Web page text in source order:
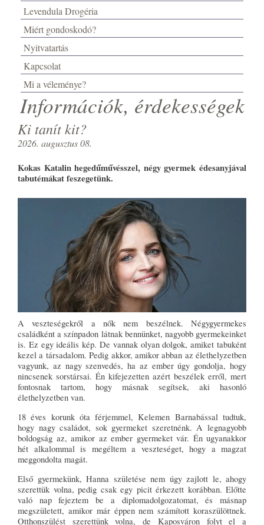
Levendula Drogéria
Miért gondoskodó?
Nyitvatartás
Kapcsolat
Mi a véleménye?
Információk, érdekességek
Ki tanít kit?
2026. augusztus 08.
Kokas Katalin hegedűművésszel, négy gyermek édesanyjával
tabutémákat feszegetünk.
A veszteségekről a nők nem beszélnek. Négygyermekes
családként a színpadon látnak bennünket, nagyobb gyermekeinket
is. Ez egy ideális kép. De vannak olyan dolgok, amiket tabuként
kezel a társadalom. Pedig akkor, amikor abban az élethelyzetben
vagyunk, az nagy szenvedés, ha az ember úgy gondolja, hogy
nincsenek sorstársai. Én kifejezetten azért beszélek erről, mert
fontosnak tartom, hogy másnak segítsek, aki hasonló
élethelyzetben van.
18 éves korunk óta férjemmel, Kelemen Barnabással tudtuk,
hogy nagy családot, sok gyermeket szeretnénk. A legnagyobb
boldogság az, amikor az ember gyermeket vár. Én ugyanakkor
hét alkalommal is megéltem a veszteséget, hogy a magzat
meggondolta magát.
Első gyermekünk, Hanna születése nem úgy zajlott le, ahogy
szerettük volna, pedig csak egy picit érkezett korábban. Előtte
való nap fejeztem be a diplomadolgozatomat, és másnap
megszületett, amikor már éppen nem számított koraszülöttnek.
Otthonszülést szerettünk volna, de Kaposváron folyt el a